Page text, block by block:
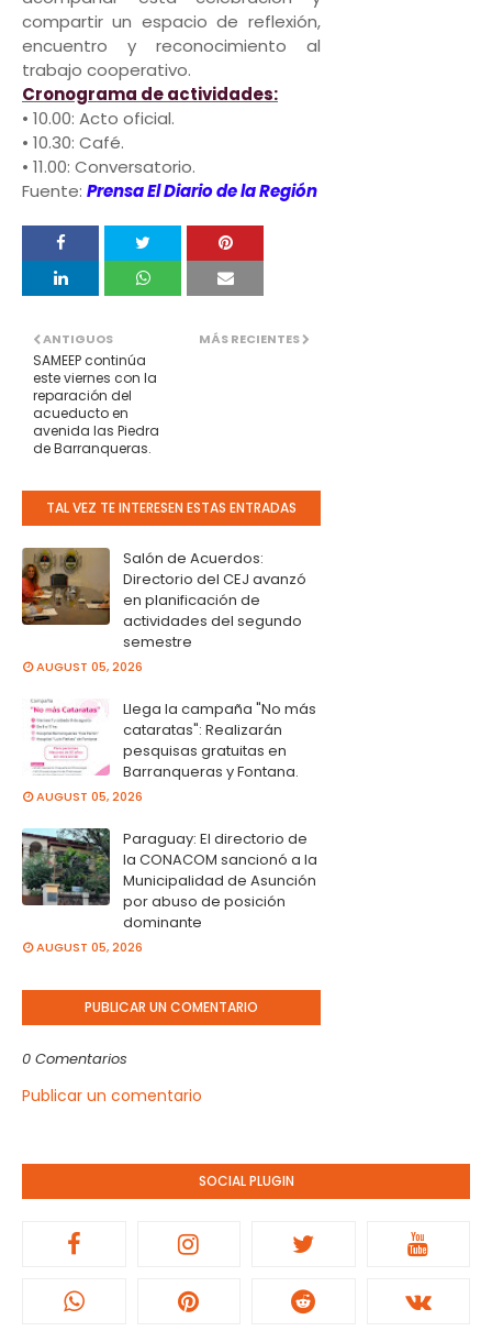
compartir un espacio de reflexión,
encuentro y reconocimiento al
trabajo cooperativo.
Cronograma de actividades:
• 10.00: Acto oficial.
• 10.30: Café.
• 11.00: Conversatorio.
Fuente: PrensaEl Diario de la Región
MÁS RECIENTES
ANTIGUOS
SAMEEP continúa
este viernes con la
reparación del
acueducto en
avenida las Piedra
de Barranqueras.
TAL VEZ TE INTERESEN ESTAS ENTRADAS
Salón de Acuerdos:
Directorio del CEJ avanzó
en planificación de
actividades del segundo
semestre
AUGUST 05, 2026
Llega la campaña "No más
cataratas": Realizarán
pesquisas gratuitas en
Barranqueras y Fontana.
AUGUST 05, 2026
Paraguay: El directorio de
la CONACOM sancionó a la
Municipalidad de Asunción
por abuso de posición
dominante
AUGUST 05, 2026
PUBLICAR UN COMENTARIO
0 Comentarios
Publicar un comentario
SOCIAL PLUGIN